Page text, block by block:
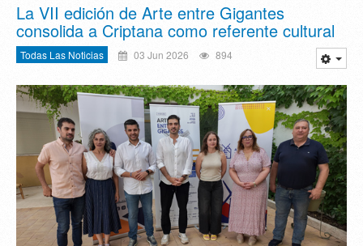
La VII edición de Arte entre Gigantes
consolida a Criptana como referente cultural
Todas Las Noticias 03 Jun 2026 894